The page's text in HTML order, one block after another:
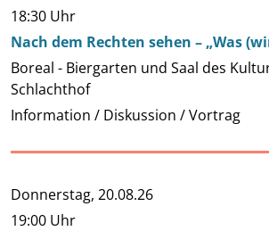
18:30 Uhr
Nach dem Rechten sehen – „Was
Boreal - Biergarten und Saal des
Schlachthof
Information / Diskussion / Vortrag
Donnerstag, 20.08.26
19:00 Uhr